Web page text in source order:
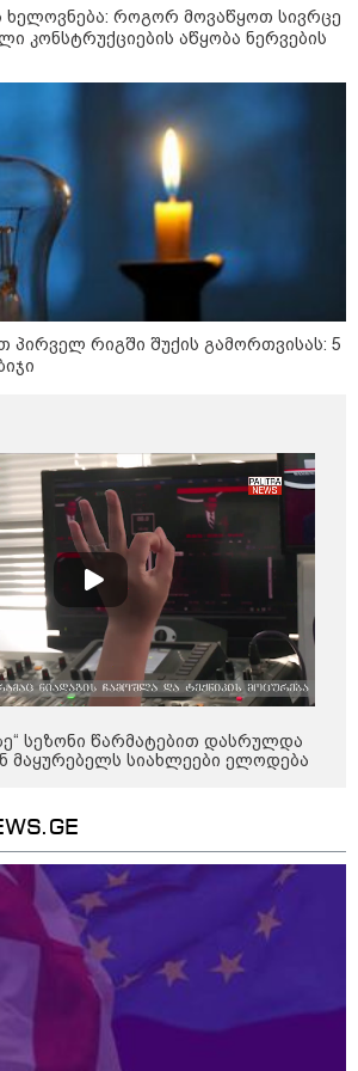
ლაივის დროს - რას ამბობს
მომხდარზე მექსიკის პოლიცია
როგორ დავაღწიო თავი?" -
შესაძლებელია თუ არა ამ
ფუნქციის წაშლა?
ნია იმნაძეს და ანასტასია
ბერუაშვილს ბრალდება
წარედგინათ - რამდენ წლიანი
პატიმრობა ემუქრებათ
არასრულწლოვნებს?
3 პირი, რომლებიც
ამზადებდნენ ცნობილი
ვისკისა და
სასმელებს" -
ხელოვნება: როგორ მოვაწყოთ სივრცე
კონსტრუქციების აწყობა ნერვების
პირველ რიგში შუქის გამორთვისას: 5
სეზონი წარმატებით დასრულდა
მაყურებელს სიახლეები ელოდება